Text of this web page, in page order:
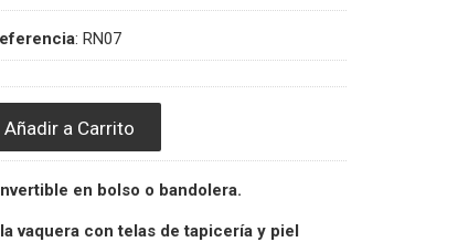
: RN07
Añadir a Carrito
en bolso o bandolera.
vaquera con telas de tapicería y piel